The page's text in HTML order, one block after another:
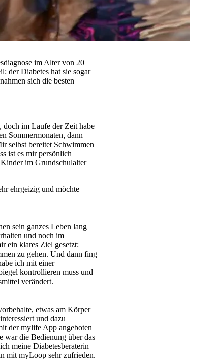
im Alter von 20
der Diabetes hat sie sogar
sich die besten
im Laufe der Zeit habe
Sommermonaten, dann
selbst bereitet Schwimmen
ist es mir persönlich
im Grundschulalter
ehrgeizig und möchte
sein ganzes Leben lang
und noch im
ein klares Ziel gesetzt:
zu gehen. Und dann fing
ich mit einer
kontrollieren muss und
verändert.
etwas am Körper
und dazu
der mylife App angeboten
war die Bedienung über das
meine Diabetesberaterin
mit myLoop sehr zufrieden.